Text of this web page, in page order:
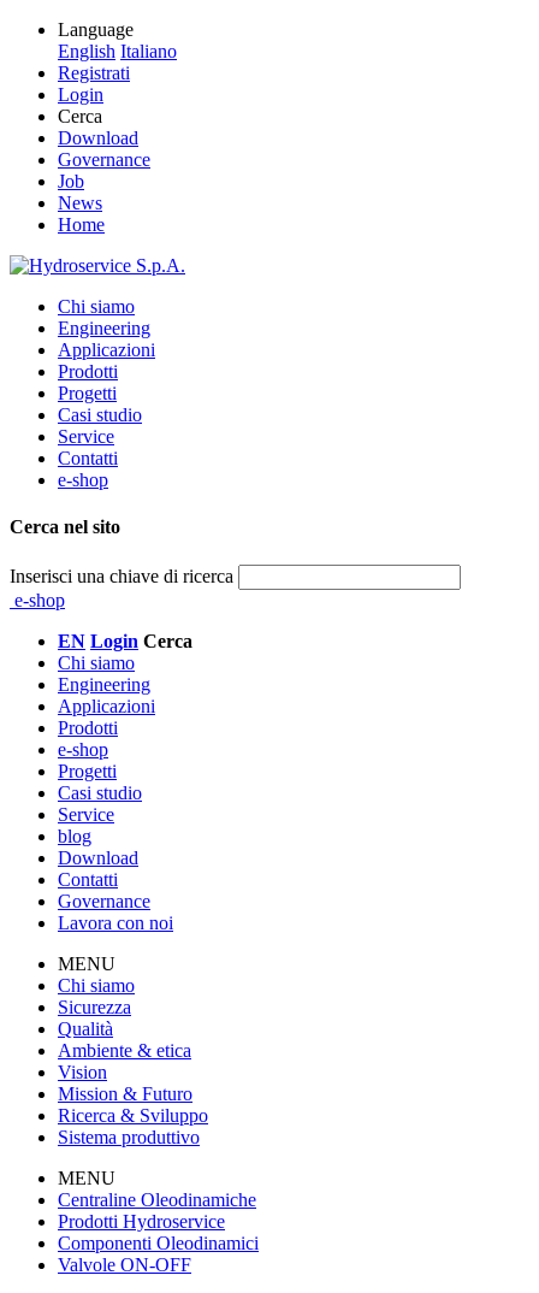
Language
English Italiano
Registrati
Login
Cerca
Download
Governance
Job
News
Home
Chi siamo
Engineering
Applicazioni
Prodotti
Progetti
Casi studio
Service
Contatti
e-shop
Cerca nel sito
Inserisci una chiave di ricerca
e-shop
EN Login Cerca
Chi siamo
Engineering
Applicazioni
Prodotti
e-shop
Progetti
Casi studio
Service
blog
Download
Contatti
Governance
Lavora con noi
MENU
Chi siamo
Sicurezza
Qualità
Ambiente & etica
Vision
Mission & Futuro
Ricerca & Sviluppo
Sistema produttivo
MENU
Centraline Oleodinamiche
Prodotti Hydroservice
Componenti Oleodinamici
Valvole ON-OFF